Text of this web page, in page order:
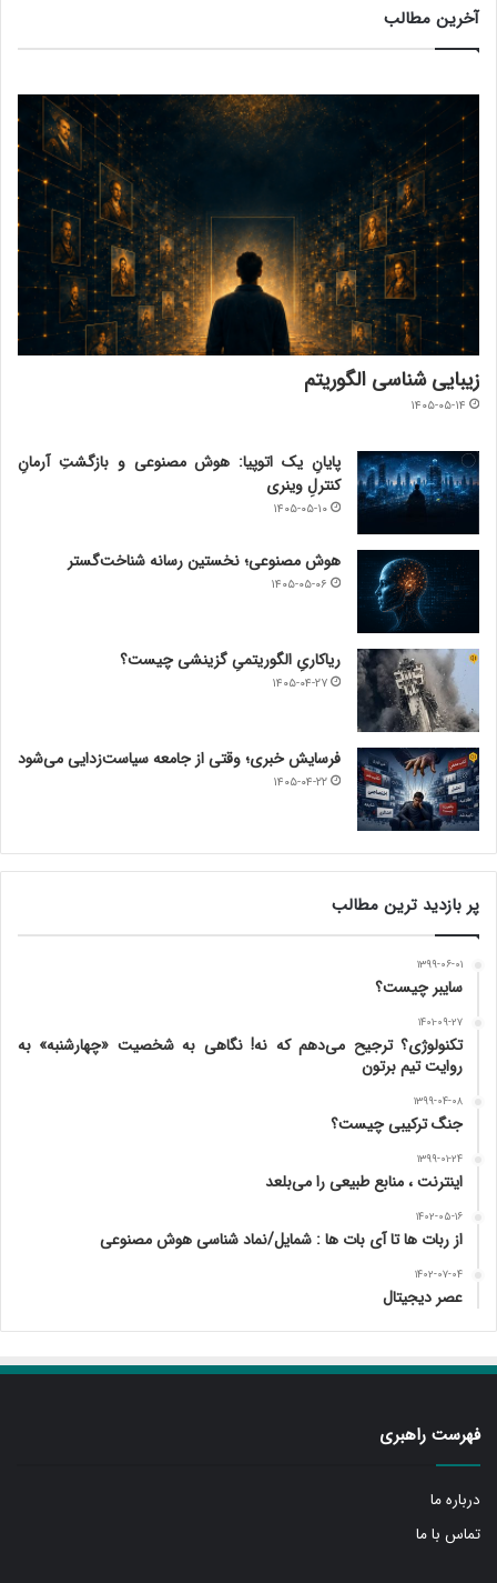
آخرین مطالب
زیبایی شناسی الگوریتم
۱۴۰۵-۰۵-۱۴
پایانِ یک اتوپیا: هوش مصنوعی و بازگشتِ آرمانِ
کنترلِ وینری
۱۴۰۵-۰۵-۱۰
هوش مصنوعی؛ نخستین رسانه شناخت‌گستر
۱۴۰۵-۰۵-۰۶
ریاکاریِ الگوریتمیِ گزینشی چیست؟
۱۴۰۵-۰۴-۲۷
فرسایش خبری؛ وقتی از جامعه سیاست‌زدایی می‌شود
۱۴۰۵-۰۴-۲۲
پر بازدید ترین مطالب
۱۳۹۹-۰۶-۰۱
سایبر چیست؟
۱۴۰۱-۰۹-۲۷
تکنولوژی؟ ترجیح می‌دهم که نه! نگاهی به شخصیت «چهارشنبه» به
روایت تیم برتون
۱۳۹۹-۰۴-۰۸
جنگ ترکیبی چیست؟
۱۳۹۹-۰۱-۲۴
اینترنت ، منابع طبیعی را می‌بلعد
۱۴۰۲-۰۵-۱۶
از ربات ها تا آی بات ها : شمایل/نماد شناسی هوش مصنوعی
۱۴۰۲-۰۷-۰۴
عصر دیجیتال
فهرست راهبری
درباره ما
تماس با ما